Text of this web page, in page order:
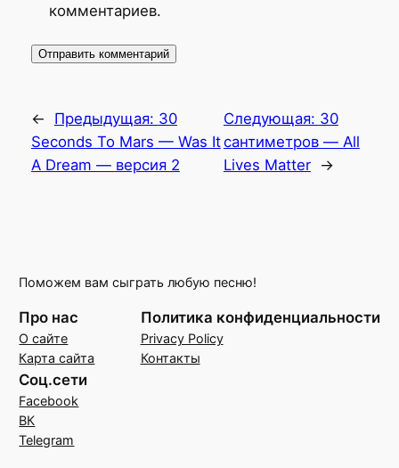
комментариев.
← Предыдущая: 30
Seconds To Mars — Was It
A Dream — версия 2
Следующая: 30
сантиметров — All
Lives Matter
→
Поможем вам сыграть любую песню!
Про нас
О сайте
Карта сайта
Политика конфиденциальности
Privacy Policy
Контакты
Соц.сети
Facebook
ВК
Telegram